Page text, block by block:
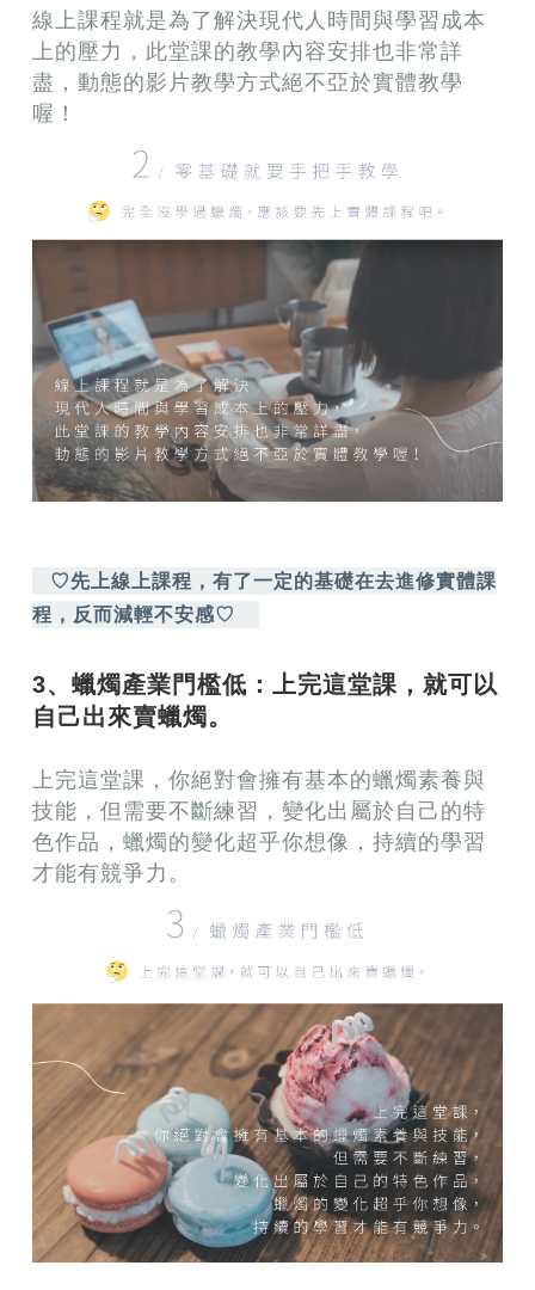
線上課程就是為了解決現代人時間與學習成本
上的壓力，此堂課的教學內容安排也非常詳
盡，動態的影片教學方式絕不亞於實體教學
喔！
♡先上線上課程，有了一定的基礎在去進修實體課
程，反而減輕不安感♡
3、蠟燭產業門檻低：上完這堂課，就可以
自己出來賣蠟燭。
上完這堂課，你絕對會擁有基本的蠟燭素養與
技能，但需要不斷練習，變化出屬於自己的特
色作品，蠟燭的變化超乎你想像，持續的學習
才能有競爭力。